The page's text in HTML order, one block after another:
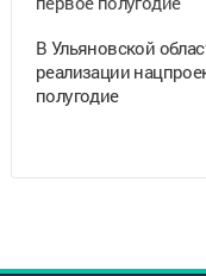
В Ульяновской
реализации
полугодие